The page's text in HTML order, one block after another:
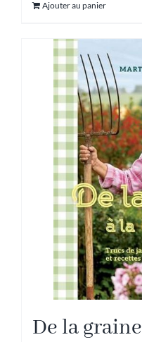
Ajouter au panier
De la